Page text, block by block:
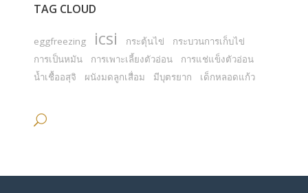
TAG CLOUD
eggfreezing icsi กระตุ้นไข่
กระบวนการเก็บไข่
การเป็นหมัน
การเพาะเลี้ยงตัวอ่อน
การแช่แข็งตัวอ่อน
น้ำเชื้ออสุจิ
ผนังมดลูกเสื่อม มีบุตรยาก เด็กหลอดแก้ว